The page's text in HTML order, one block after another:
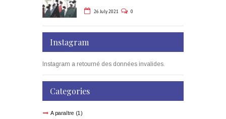
26 July 2021 0
Instagram
Instagram a retourné des données invalides.
Categories
A paraître (1)